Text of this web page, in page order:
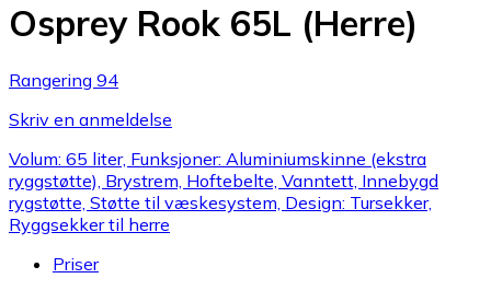
Osprey Rook 65L (Herre)
Rangering 94
Skriv en anmeldelse
Volum: 65 liter, Funksjoner: Aluminiumskinne (ekstra
ryggstøtte), Brystrem, Hoftebelte, Vanntett, Innebygd
rygstøtte, Støtte til væskesystem, Design: Tursekker,
Ryggsekker til herre
Priser